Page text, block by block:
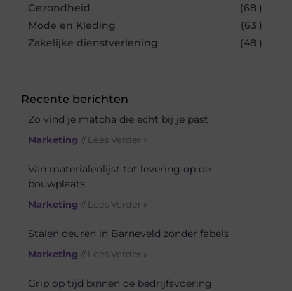
Gezondheid
(68 )
Mode en Kleding
(63 )
Zakelijke dienstverlening
(48 )
Recente berichten
Zo vind je matcha die echt bij je past
Marketing // Lees Verder »
Van materialenlijst tot levering op de
bouwplaats
Marketing // Lees Verder »
Stalen deuren in Barneveld zonder fabels
Marketing // Lees Verder »
Grip op tijd binnen de bedrijfsvoering